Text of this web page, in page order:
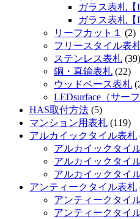
ガラス表札【
ガラス表札
リーフカット１
(2)
フリースタイル表
ステンレス表札 (39)
銅・真鍮表札 (22)
ウッドベース表札
LEDsurface（サー
HAS取付方法 (5)
マンション用表札 (119)
アルカイックタイル表札
アルカイックタイ
アルカイックタイ
アルカイックタイ
アンティークタイル表札
アンティークタイ
アンティークタイ